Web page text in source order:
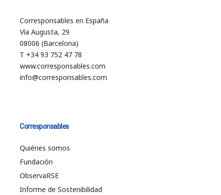
Corresponsables en España
Vía Augusta, 29
08006 (Barcelona)
T +34 93 752 47 78
www.corresponsables.com
info@corresponsables.com
Corresponsables
Quiénes somos
Fundación
ObservaRSE
Informe de Sostenibilidad